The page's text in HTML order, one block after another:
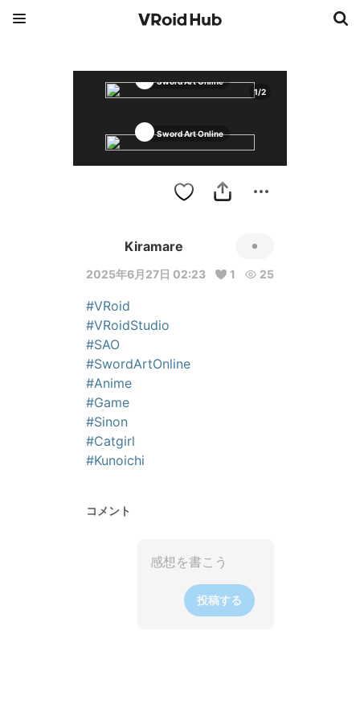
1/2
Sword Art Online
Sword Art Online
Kiramare
2025年6月27日 02:23 1 25
#VRoid
#VRoidStudio
#SAO
#SwordArtOnline
#Anime
#Game
#Sinon
#Catgirl
#Kunoichi
コメント
投稿する